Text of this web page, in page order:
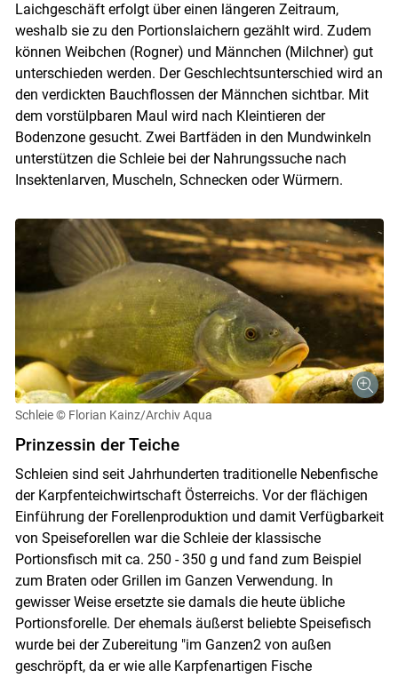
Skip to main content
Laichgeschäft erfolgt über einen längeren Zeitraum,
weshalb sie zu den Portionslaichern gezählt wird. Zudem
können Weibchen (Rogner) und Männchen (Milchner) gut
unterschieden werden. Der Geschlechtsunterschied wird an
den verdickten Bauchflossen der Männchen sichtbar. Mit
dem vorstülpbaren Maul wird nach Kleintieren der
Bodenzone gesucht. Zwei Bartfäden in den Mundwinkeln
unterstützen die Schleie bei der Nahrungssuche nach
Insektenlarven, Muscheln, Schnecken oder Würmern.
Schleie © Florian Kainz/Archiv Aqua
Prinzessin der Teiche
Schleien sind seit Jahrhunderten traditionelle Nebenfische
der Karpfenteichwirtschaft Österreichs. Vor der flächigen
Einführung der Forellenproduktion und damit Verfügbarkeit
von Speiseforellen war die Schleie der klassische
Portionsfisch mit ca. 250 - 350 g und fand zum Beispiel
zum Braten oder Grillen im Ganzen Verwendung. In
gewisser Weise ersetzte sie damals die heute übliche
Portionsforelle. Der ehemals äußerst beliebte Speisefisch
wurde bei der Zubereitung "im Ganzen2 von außen
geschröpft, da er wie alle Karpfenartigen Fische